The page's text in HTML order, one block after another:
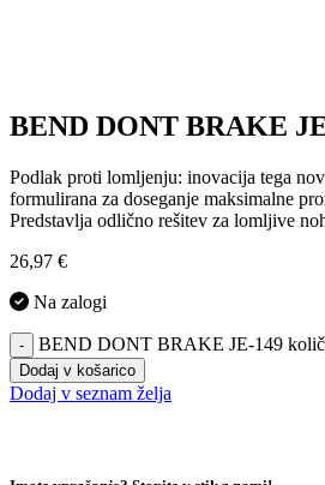
BEND DONT BRAKE
Podlak proti lomljenju: inovacija tega
formulirana za doseganje maksimalne
Predstavlja odlično rešitev za lomljive
26,97 €
Na zalogi
- BEND DONT BRAKE JE-149
Dodaj v košarico
Dodaj v seznam želja